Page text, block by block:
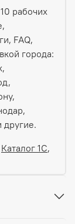
рабочих
FAQ,
города:
Каталог 1С,